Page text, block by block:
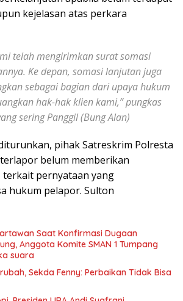
kejelasan atas perkara
telah mengirimkan surat somasi
Ke depan, somasi lanjutan juga
sebagai bagian dari upaya hukum
hak-hak klien kami,” pungkas
sering Panggil (Bung Alan)
pihak Satreskrim Polresta
belum memberikan
pernyataan yang
hukum pelapor. Sulton
Saat Konfirmasi Dugaan
Anggota Komite SMAN 1 Tumpang
suara
Sekda Fenny: Perbaikan Tidak Bisa